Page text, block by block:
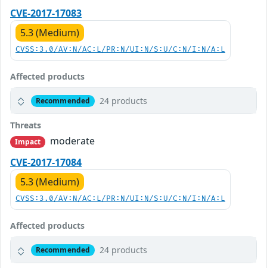
CVE-2017-17083
5.3 (Medium)
CVSS:3.0/AV:N/AC:L/PR:N/UI:N/S:U/C:N/I:N/A:L
Affected products
Recommended 24 products
Threats
Impact
moderate
CVE-2017-17084
5.3 (Medium)
CVSS:3.0/AV:N/AC:L/PR:N/UI:N/S:U/C:N/I:N/A:L
Affected products
Recommended 24 products